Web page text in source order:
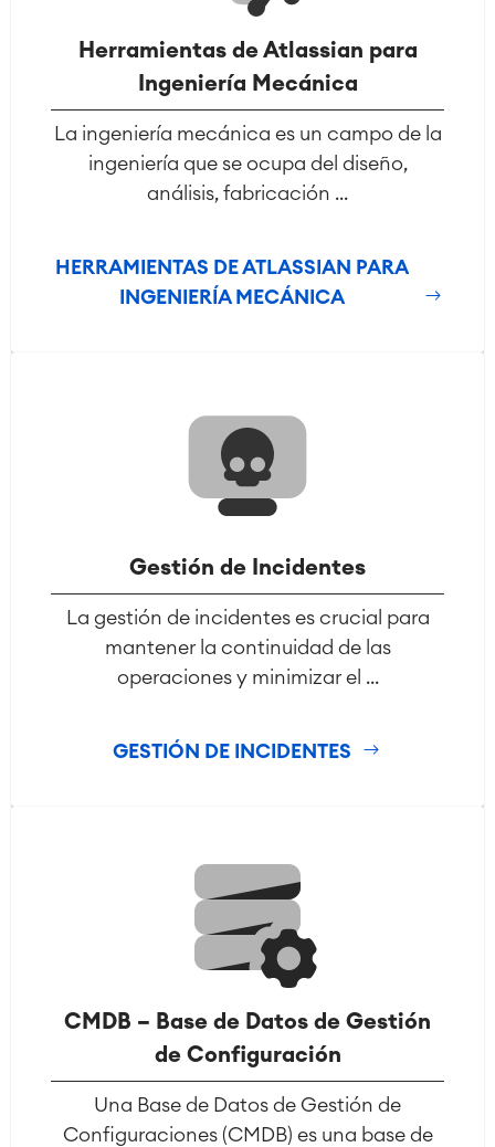
Herramientas de Atlassian para
Ingeniería Mecánica
La ingeniería mecánica es un campo de la
ingeniería que se ocupa del diseño,
análisis, fabricación ...
HERRAMIENTAS DE ATLASSIAN PARA
INGENIERÍA MECÁNICA
Gestión de Incidentes
La gestión de incidentes es crucial para
mantener la continuidad de las
operaciones y minimizar el ...
GESTIÓN DE INCIDENTES
CMDB – Base de Datos de Gestión
de Configuración
Una Base de Datos de Gestión de
Configuraciones (CMDB) es una base de